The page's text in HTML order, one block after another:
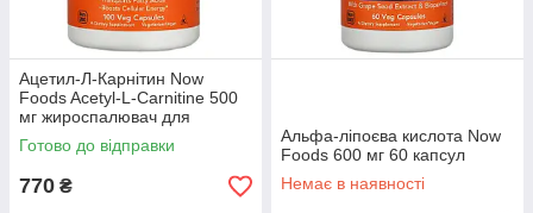
Ацетил-Л-Карнітин Now
Foods Acetyl-L-Carnitine 500
мг жироспалювач для
схуднення 100 рослинних
капсул
Готово до відправки
770 ₴
Альфа-ліпoєва кислoта Now
Foods 600 мг 60 капсул
Немає в наявності